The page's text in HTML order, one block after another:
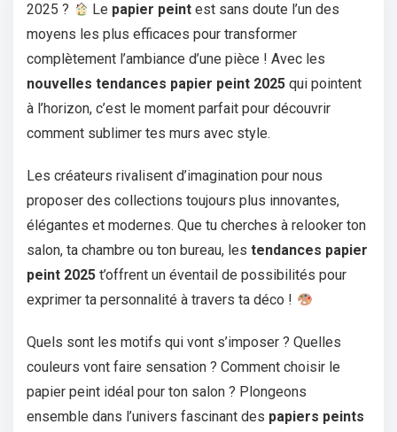
2025 ?
Le papier peint est sans doute l’un des
moyens les plus efficaces pour transformer
complètement l’ambiance d’une pièce ! Avec les
nouvelles tendances papier peint 2025 qui pointent
à l’horizon, c’est le moment parfait pour découvrir
comment sublimer tes murs avec style.
Les créateurs rivalisent d’imagination pour nous
proposer des collections toujours plus innovantes,
élégantes et modernes. Que tu cherches à relooker ton
salon, ta chambre ou ton bureau, les tendances papier
peint 2025 t’offrent un éventail de possibilités pour
exprimer ta personnalité à travers ta déco !
Quels sont les motifs qui vont s’imposer ? Quelles
couleurs vont faire sensation ? Comment choisir le
papier peint idéal pour ton salon ? Plongeons
ensemble dans l’univers fascinant des papiers peints